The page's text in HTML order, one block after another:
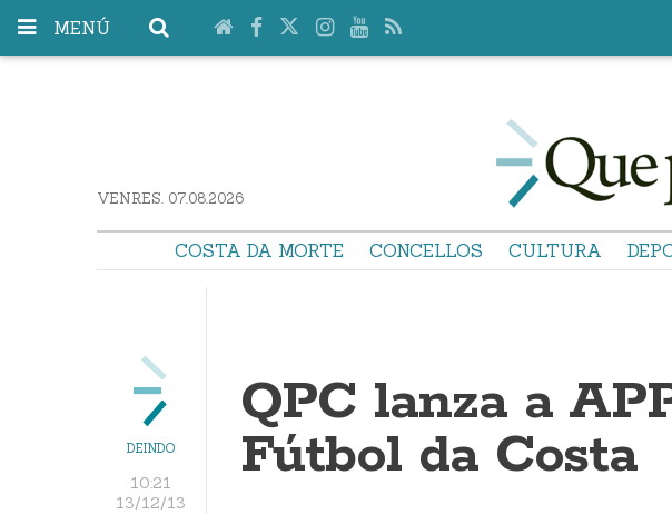
MENÚ
VENRES. 07.08.2026
COSTA DA MORTE CONCELLOS CULTURA
DEINDO
10:21
13/12/13
QPC lanza a
Fútbol da Costa